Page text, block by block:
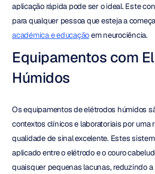
aplicação rápida pode ser o ideal. Este
para qualquer pessoa que esteja a
académica e educação em neurociência.
Equipamentos com
Húmidos
Os equipamentos de elétrodos húmidos
contextos clínicos e laboratoriais por uma
qualidade de sinal excelente. Estes
aplicado entre o elétrodo e o couro
quaisquer pequenas lacunas, reduzindo